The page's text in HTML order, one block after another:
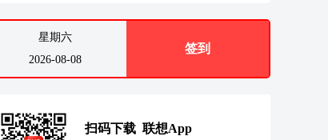
星期六
2026-08-08
签到
扫码下载 联想App